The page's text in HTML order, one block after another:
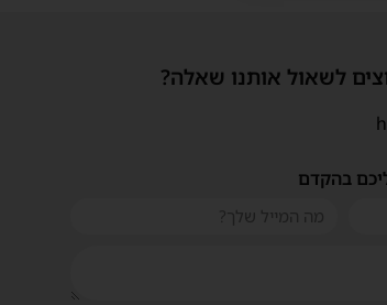
לשאול אותנו שאלה?
בהקדם